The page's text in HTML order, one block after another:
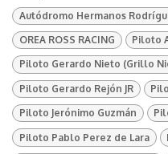
Autódromo Hermanos
OREA ROSS RACING Piloto
Piloto Gerardo Nieto (Grillo
Piloto Gerardo Rejón JR
Piloto Jerónimo Guzmán
Piloto Pablo Perez de Lara